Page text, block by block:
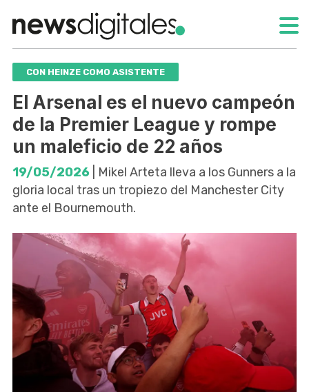
CON HEINZE COMO ASISTENTE
El Arsenal es el nuevo campeón
de la Premier League y rompe
un maleficio de 22 años
19/05/2026 | Mikel Arteta lleva a los Gunners a la
gloria local tras un tropiezo del Manchester City
ante el Bournemouth.